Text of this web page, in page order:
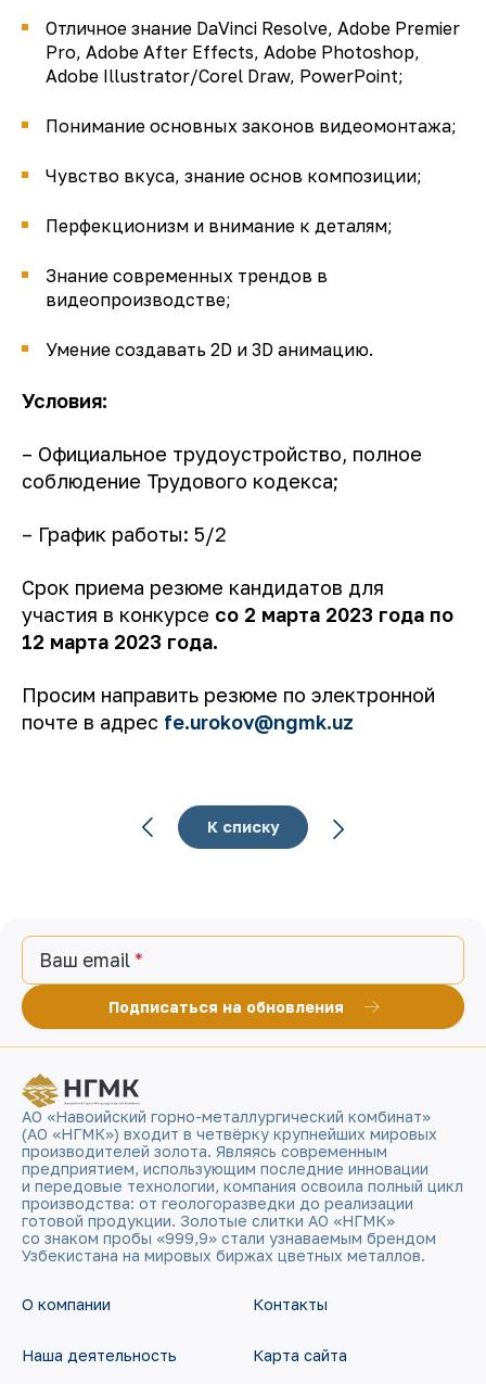
Отличное знание DaVinci Resolve, Adobe Premier
Pro, Adobe After Effects, Adobe Photoshop,
Adobe Illustrator/Corel Draw, PowerPoint;
Понимание основных законов видеомонтажа;
Чувство вкуса, знание основ композиции;
Перфекционизм и внимание к деталям;
Знание современных трендов в
видеопроизводстве;
Умение создавать 2D и 3D анимацию.
Условия:
– Официальное трудоустройство, полное
соблюдение Трудового кодекса;
– График работы: 5/2
Срок приема резюме кандидатов для
участия в конкурсе со 2 марта 2023 года по
12 марта 2023 года.
Просим направить резюме по электронной
почте в адрес fe.urokov@ngmk.uz
К списку
Ваш email
Подписаться на обновления
АО «Навоийский горно-металлургический комбинат»
(АО «НГМК») входит в четвёрку крупнейших мировых
производителей золота. Являясь современным
предприятием, использующим последние инновации
и передовые технологии, компания освоила полный цикл
производства: от геологоразведки до реализации
готовой продукции. Золотые слитки АО «НГМК»
со знаком пробы «999,9» стали узнаваемым брендом
Узбекистана на мировых биржах цветных металлов.
О компании
Наша деятельность
Контакты
Карта сайта